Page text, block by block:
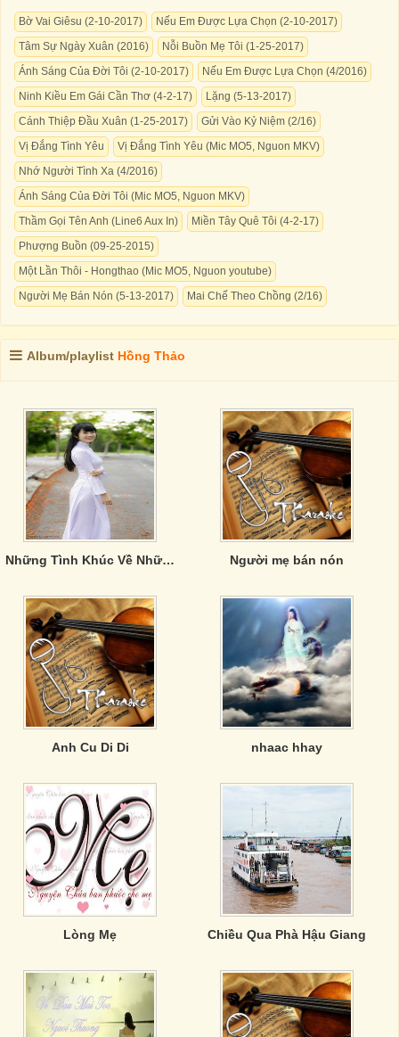
Bờ Vai Giêsu (2-10-2017)
Nếu Em Được Lựa Chọn (2-10-2017)
Tâm Sự Ngày Xuân (2016)
Nỗi Buồn Mẹ Tôi (1-25-2017)
Ánh Sáng Của Đời Tôi (2-10-2017)
Nếu Em Được Lựa Chọn (4/2016)
Ninh Kiều Em Gái Cần Thơ (4-2-17)
Lặng (5-13-2017)
Cánh Thiệp Đầu Xuân (1-25-2017)
Gửi Vào Kỷ Niệm (2/16)
Vị Đắng Tình Yêu
Vị Đắng Tình Yêu (Mic MO5, Nguon MKV)
Nhớ Người Tình Xa (4/2016)
Ánh Sáng Của Đời Tôi (Mic MO5, Nguon MKV)
Thầm Gọi Tên Anh (Line6 Aux In)
Miền Tây Quê Tôi (4-2-17)
Phượng Buồn (09-25-2015)
Một Lần Thôi - Hongthao (Mic MO5, Nguon youtube)
Người Mẹ Bán Nón (5-13-2017)
Mai Chế Theo Chồng (2/16)
Album/playlist Hồng Thảo
Những Tình Khúc Về Những Chiếc Cầu Người mẹ bán nón
Anh Cu Di Di nhaac hhay
Lòng Mẹ Chiều Qua Phà Hậu Giang